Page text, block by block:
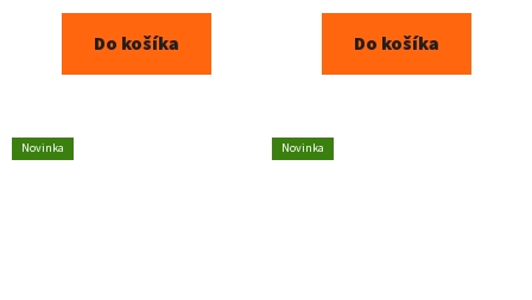
Do košíka Do košíka
Novinka Novinka